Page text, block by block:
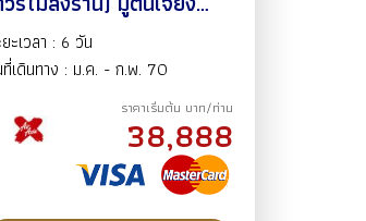
นกลางคืนถนนแส่ยุ่นเจีย
Home ถนนบาร็อคจีน
ธ.ค.69-ม.ค.70 BY XJ
ะเวลา : 6 วัน
เดินทาง : ม.ค. - ก.พ. 70
ราคาเริ่มต้น บาท/ท่าน
38,888